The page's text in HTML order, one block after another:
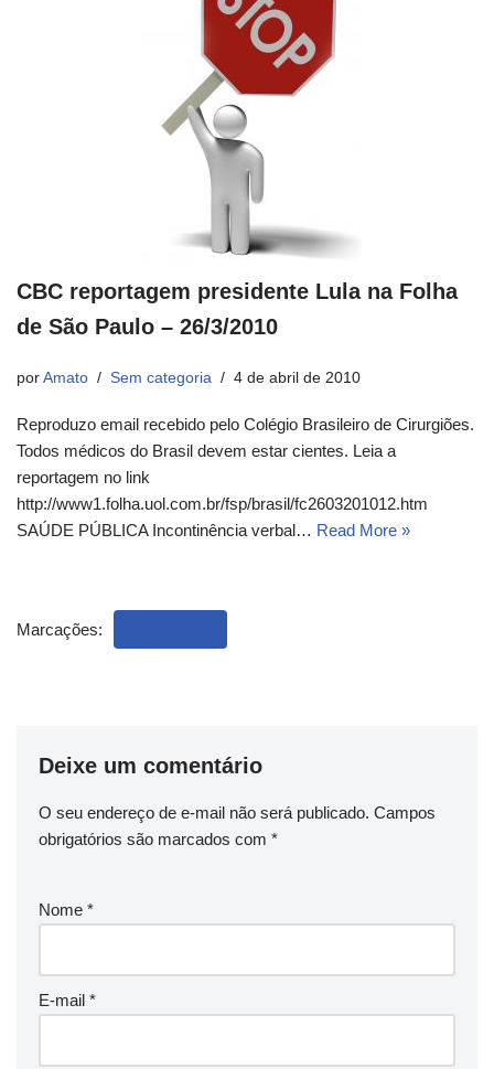
CBC reportagem presidente Lula na Folha
de São Paulo – 26/3/2010
por Amato Sem categoria 4 de abril de 2010
Reproduzo email recebido pelo Colégio Brasileiro de Cirurgiões.
Todos médicos do Brasil devem estar cientes. Leia a
reportagem no link
http://www1.folha.uol.com.br/fsp/brasil/fc2603201012.htm
SAÚDE PÚBLICA Incontinência verbal… Read More »
Marcações:
Deixe um comentário
O seu endereço de e-mail não será publicado. Campos
obrigatórios são marcados com *
Nome *
E-mail *